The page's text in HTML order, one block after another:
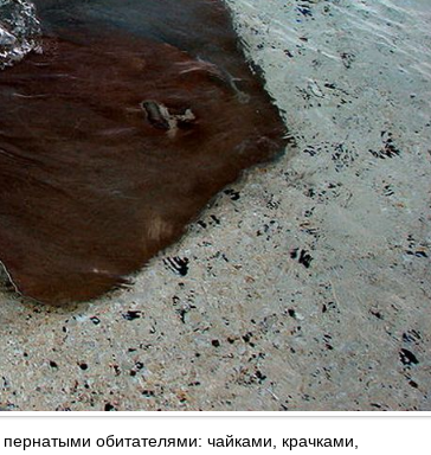
обитателями: чайками, крачками,